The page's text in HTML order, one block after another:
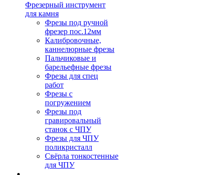
Фрезерный инструмент
для камня
Фрезы под ручной
фрезер пос.12мм
Калибровочные,
каннелюрные фрезы
Пальчиковые и
барельефные фрезы
Фрезы для спец
работ
Фрезы с
погружением
Фрезы под
гравировальный
станок с ЧПУ
Фрезы для ЧПУ
поликристалл
Свёрла тонкостенные
для ЧПУ